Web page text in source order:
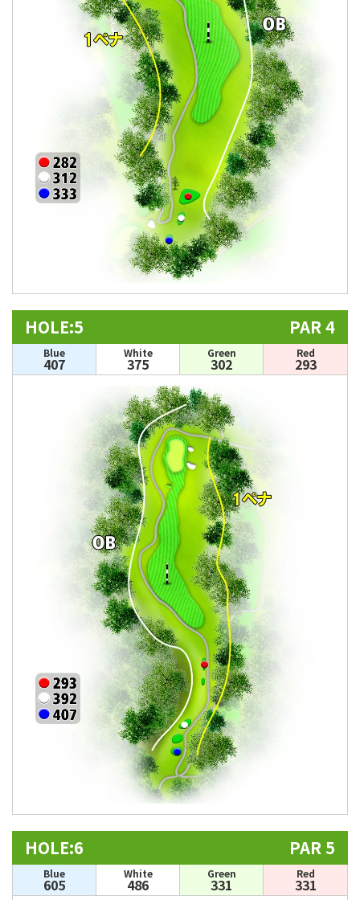
HOLE:5 PAR 4
Blue
407
White
375
Green
302
Red
293
HOLE:6 PAR 5
Blue
605
White
486
Green
331
Red
331